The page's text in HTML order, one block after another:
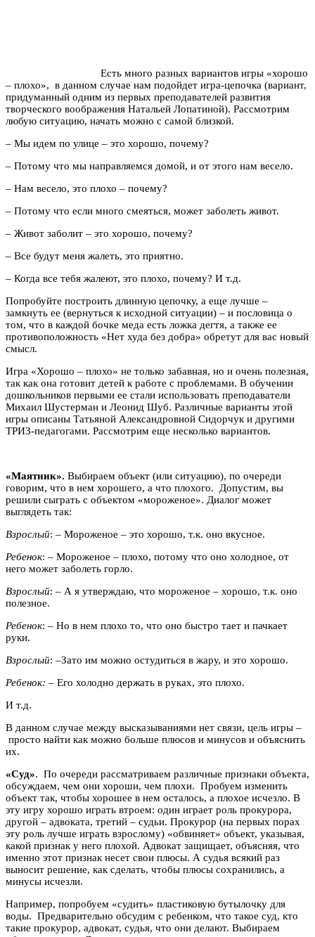
Есть много разных вариантов игры «хорошо
– плохо», в данном случае нам подойдет игра-цепочка (вариант,
придуманный одним из первых преподавателей развития
творческого воображения Натальей Лопатиной). Рассмотрим
любую ситуацию, начать можно с самой близкой.
– Мы идем по улице – это хорошо, почему?
– Потому что мы направляемся домой, и от этого нам весело.
– Нам весело, это плохо – почему?
– Потому что если много смеяться, может заболеть живот.
– Живот заболит – это хорошо, почему?
– Все будут меня жалеть, это приятно.
– Когда все тебя жалеют, это плохо, почему? И т.д.
Попробуйте построить длинную цепочку, а еще лучше –
замкнуть ее (вернуться к исходной ситуации) – и пословица о
том, что в каждой бочке меда есть ложка дегтя, а также ее
противоположность «Нет худа без добра» обретут для вас новый
смысл.
Игра «Хорошо – плохо» не только забавная, но и очень полезная,
так как она готовит детей к работе с проблемами. В обучении
дошкольников первыми ее стали использовать преподаватели
Михаил Шустерман и Леонид Шуб. Различные варианты этой
игры описаны Татьяной Александровной Сидорчук и другими
ТРИЗ-педагогами. Рассмотрим еще несколько вариантов.
«Маятник». Выбираем объект (или ситуацию), по очереди
говорим, что в нем хорошего, а что плохого. Допустим, вы
решили сыграть с объектом «мороженое». Диалог может
выглядеть так:
Взрослый: – Мороженое – это хорошо, т.к. оно вкусное.
Ребенок: – Мороженое – плохо, потому что оно холодное, от
него может заболеть горло.
Взрослый: – А я утверждаю, что мороженое – хорошо, т.к. оно
полезное.
Ребенок: – Но в нем плохо то, что оно быстро тает и пачкает
руки.
Взрослый: –Зато им можно остудиться в жару, и это хорошо.
Ребенок: – Его холодно держать в руках, это плохо.
И т.д.
В данном случае между высказываниями нет связи, цель игры –
просто найти как можно больше плюсов и минусов и объяснить
их.
«Суд». По очереди рассматриваем различные признаки объекта,
обсуждаем, чем они хороши, чем плохи. Пробуем изменить
объект так, чтобы хорошее в нем осталось, а плохое исчезло. В
эту игру хорошо играть втроем: один играет роль прокурора,
другой – адвоката, третий – судьи. Прокурор (на первых порах
эту роль лучше играть взрослому) «обвиняет» объект, указывая,
какой признак у него плохой. Адвокат защищает, объясняя, что
именно этот признак несет свои плюсы. А судья всякий раз
выносит решение, как сделать, чтобы плюсы сохранились, а
минусы исчезли.
Например, попробуем «судить» пластиковую бутылочку для
воды. Предварительно обсудим с ребенком, что такое суд, кто
такие прокурор, адвокат, судья, что они делают. Выбираем